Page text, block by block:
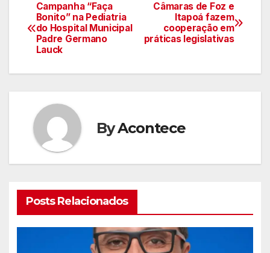
Navegação
de
Câmaras de Foz e
Itapoá fazem
cooperação em
práticas legislativas
Campanha “Faça
Bonito” na Pediatria
do Hospital Municipal
Padre Germano
Lauck
ByAcontece
Posts Relacionados